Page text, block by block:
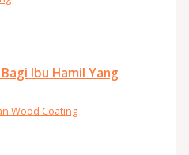
Ibu Hamil Yang
Wood Coating